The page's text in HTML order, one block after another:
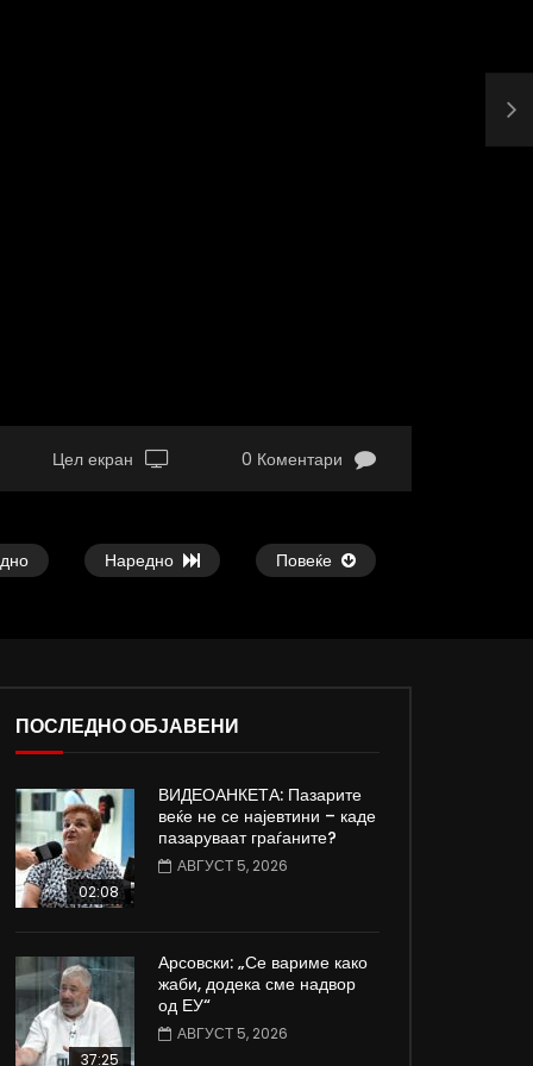
Цел екран 0 Коментари
Наредно Повеќе
Атовска од Киев, Украина: Нема
изгледи за брзо завршување на
војната
ДАМЈАН ВАРОШЛИЈА
ЈУНИ 30, 2022
топло време со
ПОСЛЕДНО ОБЈАВЕНИ
02:08
ВИДЕОАНКЕТА: Пазарите
веќе не се најевтини – каде
пазаруваат граѓаните?
АВГУСТ 5, 2026
37:25
Арсовски: „Се вариме како
жаби, додека сме надвор
од ЕУ“
АВГУСТ 5, 2026